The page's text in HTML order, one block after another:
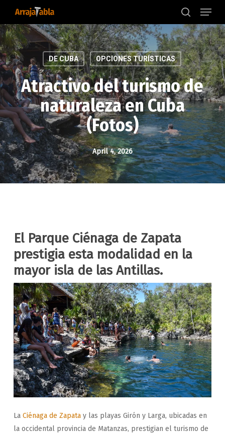
main
content
search
Menu
DE CUBA OPCIONES TURÍSTICAS
Atractivo del turismo de
naturaleza en Cuba
(Fotos)
April 4, 2026
El Parque Ciénaga de Zapata
prestigia esta modalidad en la
mayor isla de las Antillas.
LaCiénaga de Zapatay las playas Girón y Larga, ubicadas en
la occidental provincia de Matanzas, prestigian el turismo de